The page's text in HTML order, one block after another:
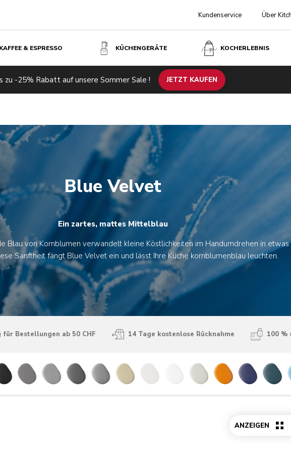
Kundenservice Über
KAFFEE & ESPRESSO KÜCHENGERÄTE KOCHERLEBNIS
zu -25% Rabatt auf unsere Sommer Sale ! JETZT KAUFEN
Blue Velvet
Ein zartes, mattes Mittelblau
Blau von Kornblumen verwandelt kleine Köstlichkeiten im Handumdrehen in etwas
Sanftheit fängt Blue Velvet ein und lässt Ihre Küche kornblumenblau leuchten.
Bestellungen ab 50 CHF 14 Tage kostenlose Rücknahme 100 %
ANZEIGEN